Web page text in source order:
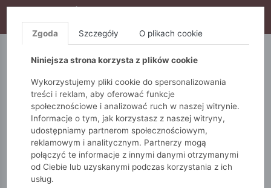
S10), DODATKOWE 15% ZA 3SZT (KOD: S15)
5.10.15. QUIOSQUE
Monnari Torby
Crossbody
Torba damska typu crossbody
Zgoda Szczegóły O plikach cookie
Niniejsza strona korzysta z plików cookie
Wykorzystujemy pliki cookie do spersonalizowania
treści i reklam, aby oferować funkcje
społecznościowe i analizować ruch w naszej witrynie.
Informacje o tym, jak korzystasz z naszej witryny,
udostępniamy partnerom społecznościowym,
reklamowym i analitycznym. Partnerzy mogą
połączyć te informacje z innymi danymi otrzymanymi
od Ciebie lub uzyskanymi podczas korzystania z ich
usług.